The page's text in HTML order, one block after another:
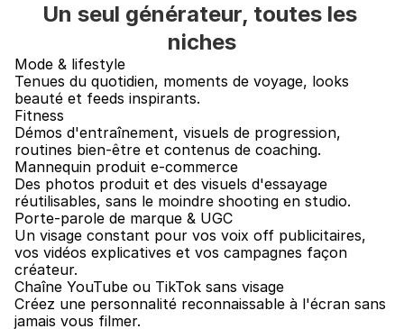
Un seul générateur, toutes les
niches
Mode & lifestyle
Tenues du quotidien, moments de voyage, looks
beauté et feeds inspirants.
Fitness
Démos d'entraînement, visuels de progression,
routines bien-être et contenus de coaching.
Mannequin produit e-commerce
Des photos produit et des visuels d'essayage
réutilisables, sans le moindre shooting en studio.
Porte-parole de marque & UGC
Un visage constant pour vos voix off publicitaires,
vos vidéos explicatives et vos campagnes façon
créateur.
Chaîne YouTube ou TikTok sans visage
Créez une personnalité reconnaissable à l'écran sans
jamais vous filmer.